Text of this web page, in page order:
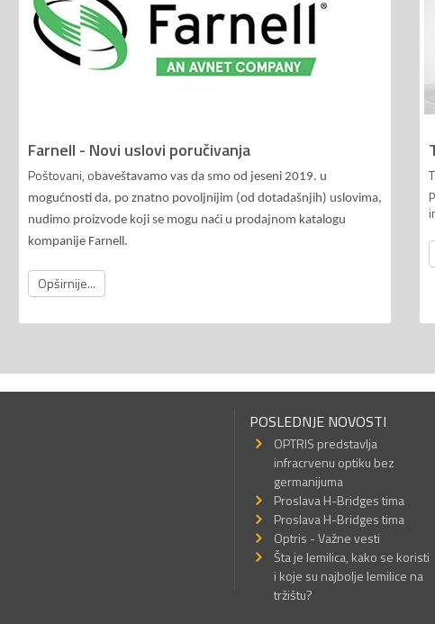
Farnell - Novi uslovi poručivanja
Poštovani, o baveštavamo vas da smo od jeseni 2019. u
mogućnosti da, po znatno povoljnijim (od dotadašnjih) uslovima,
nudimo proizvode koji se mogu naći u prodajnom katalogu
kompanije Farnell.
Opširnije...
POSLEDNJE NOVOSTI
OPTRIS predstavlja
infracrvenu optiku bez
germanijuma
Proslava H-Bridges tima
Proslava H-Bridges tima
Optris - Važne vesti
Šta je lemilica, kako se koristi
i koje su najbolje lemilice na
tržištu?